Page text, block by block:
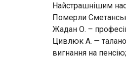
Найстрашнішим
Померли
Жадан О. –
Цивлюк А. —
вигнання на